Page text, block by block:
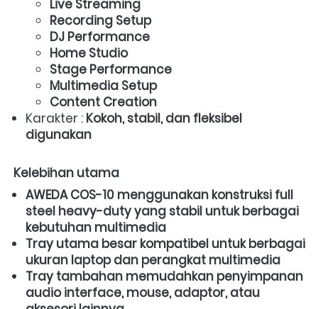
Live Streaming
Recording Setup
DJ Performance
Home Studio
Stage Performance
Multimedia Setup
Content Creation
Karakter : Kokoh, stabil, dan fleksibel
digunakan
Kelebihan utama
AWEDA COS-10 menggunakan konstruksi full
steel heavy-duty yang stabil untuk berbagai
kebutuhan multimedia
Tray utama besar kompatibel untuk berbagai
ukuran laptop dan perangkat multimedia
Tray tambahan memudahkan penyimpanan
audio interface, mouse, adaptor, atau